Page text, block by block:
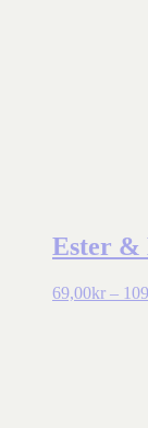
Ester &
69,00kr –